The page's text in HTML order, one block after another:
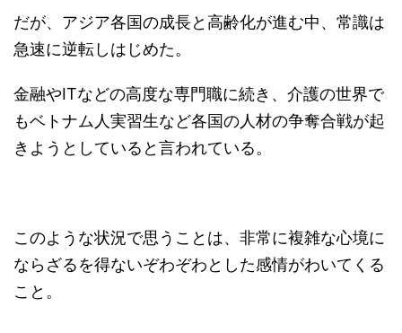
だが、アジア各国の成長と高齢化が進む中、常識は
急速に逆転しはじめた。
金融やITなどの高度な専門職に続き、介護の世界で
もベトナム人実習生など各国の人材の争奪合戦が起
きようとしていると言われている。
このような状況で思うことは、非常に複雑な心境に
ならざるを得ないぞわぞわとした感情がわいてくる
こと。